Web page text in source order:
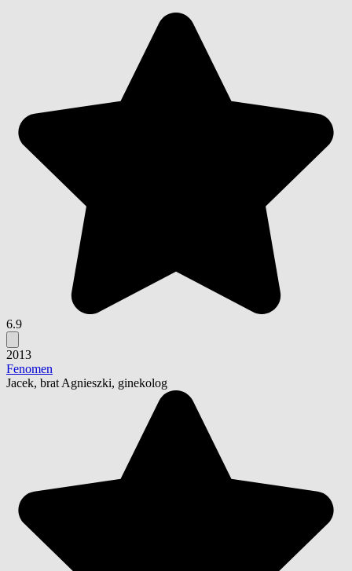
6.9
2013
Fenomen
Jacek, brat Agnieszki, ginekolog